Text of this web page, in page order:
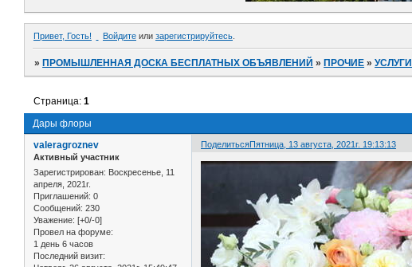
Привет, Гость! Войдите или зарегистрируйтесь
»ПРОМЫШЛЕННАЯ ДОСКА БЕСПЛАТНЫХ ОБЪЯВЛЕНИЙ »ПРОЧИЕ »УСЛУГИ
Дары флоры
Страница:1
ПоделитьсяПятница, 13 августа, 2021г. 19:13:13
valeragroznev
Активный участник
Зарегистрирован: Воскресенье, 11
апреля, 2021г.
Приглашений: 0
Сообщений: 230
Уважение: [+0/-0]
Провел на форуме:
1 день 6 часов
Последний визит: